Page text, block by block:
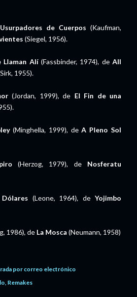
de Cuerpos (Kaufman,
(Siegel, 1956).
Llaman Alí(Fassbinder, 1974), deAll
1955).
(Jordan, 1999), de El Fin de una
(Minghella, 1999), deA Pleno Sol
(Herzog, 1979), de Nosferatu
(Leone, 1964), de Yojimbo
1986), de La Mosca (Neumann, 1958)
por correo electrónico
Remakes